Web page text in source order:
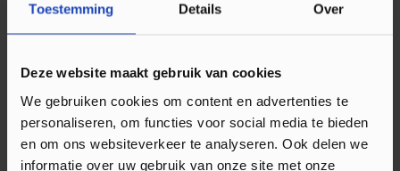
Toestemming Details Over
Deze website maakt gebruik van cookies
We gebruiken cookies om content en advertenties te
personaliseren, om functies voor social media te bieden
en om ons websiteverkeer te analyseren. Ook delen we
informatie over uw gebruik van onze site met onze
Soort profiel
Laminaat